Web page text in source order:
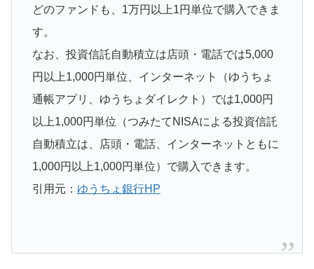
どのファンドも、1万円以上1円単位で購入できま
す。
なお、投資信託自動積立は店頭・電話では5,000
円以上1,000円単位、インターネット（ゆうちょ
通帳アプリ、ゆうちょダイレクト）では1,000円
以上1,000円単位（つみたてNISAによる投資信託
自動積立は、店頭・電話、インターネットともに
1,000円以上1,000円単位）で購入できます。
引用元： ゆうちょ銀行HP